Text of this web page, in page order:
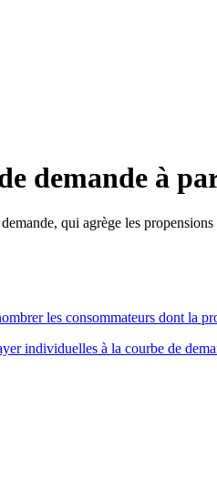
demande à
qui agrège les
les consommateurs dont la
individuelles à la courbe de